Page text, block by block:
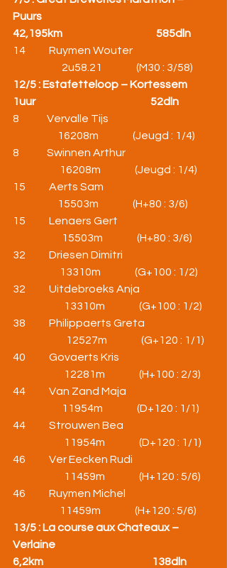
Puurs
42,195km                                            585dln
14           Ruymen Wouter
                       2u58.21                (M30 : 3/58)
12/5 : Estafetteloop – Kortessem
1uur                                                      52dln
8             Vervalle Tijs
                     16208m                (Jeugd : 1/4)
8             Swinnen Arthur
                      16208m                (Jeugd : 1/4)
15           Aerts Sam
                     15503m                (H+80 : 3/6)
15           Lenaers Gert
                       15503m                (H+80 : 3/6)
32           Driesen Dimitri
                      13310m                (G+100 : 1/2)
32           Uitdebroeks Anja
                        13310m                (G+100 : 1/2)
38           Philippaerts Greta
                         12527m                (G+120 : 1/1)
40           Govaerts Kris
                        12281m                (H+100 : 2/3)
44           Van Zand Maja
                       11954m                (D+120 : 1/1)
44           Strouwen Bea
                        11954m                (D+120 : 1/1)
46           Ver Eecken Rudi
                        11459m                (H+120 : 5/6)
46           Ruymen Michel
                      11459m                (H+120 : 5/6)
13/5 : La course aux Chateaux –
Verlaine
6,2km                                                   138dln